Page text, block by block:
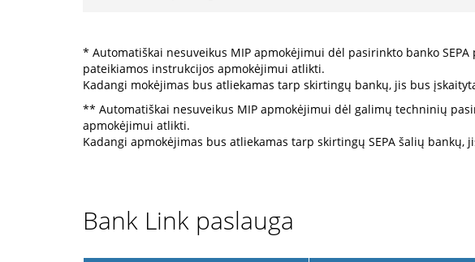
* Automatiškai nesuveikus MIP apmokėjimui dėl pasirinkto banko
pateikiamos instrukcijos apmokėjimui atlikti.
Kadangi mokėjimas bus atliekamas tarp skirtingų bankų, jis bus
** Automatiškai nesuveikus MIP apmokėjimui dėl galimų techninių
apmokėjimui atlikti.
Kadangi apmokėjimas bus atliekamas tarp skirtingų SEPA šalių bankų,
Bank Link paslauga